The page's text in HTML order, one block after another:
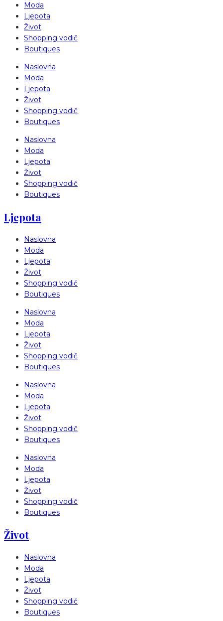
Moda
Ljepota
Život
Shopping vodič
Boutiques
Naslovna
Moda
Ljepota
Život
Shopping vodič
Boutiques
Naslovna
Moda
Ljepota
Život
Shopping vodič
Boutiques
Ljepota
Naslovna
Moda
Ljepota
Život
Shopping vodič
Boutiques
Naslovna
Moda
Ljepota
Život
Shopping vodič
Boutiques
Naslovna
Moda
Ljepota
Život
Shopping vodič
Boutiques
Naslovna
Moda
Ljepota
Život
Shopping vodič
Boutiques
Život
Naslovna
Moda
Ljepota
Život
Shopping vodič
Boutiques